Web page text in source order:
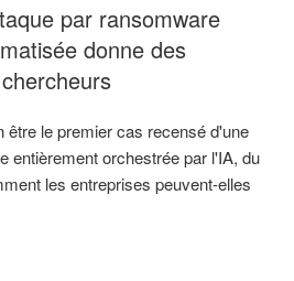
par ransomware
donne des
être le premier cas recensé d'une
entièrement orchestrée par l'IA, du
les entreprises peuvent-elles